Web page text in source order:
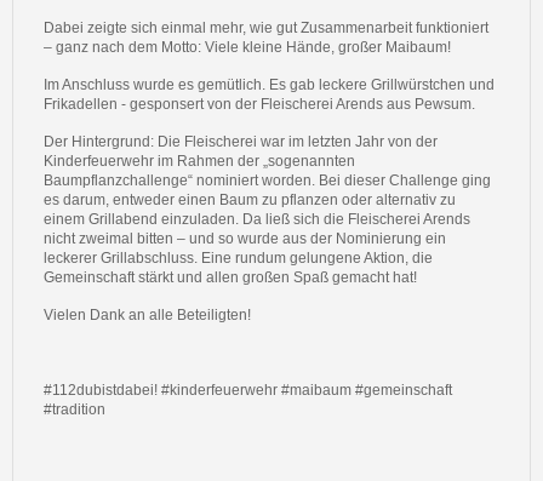
Dabei zeigte sich einmal mehr, wie gut Zusammenarbeit funktioniert
– ganz nach dem Motto: Viele kleine Hände, großer Maibaum!
Im Anschluss wurde es gemütlich. Es gab leckere Grillwürstchen und
Frikadellen - gesponsert von der Fleischerei Arends aus Pewsum.
Der Hintergrund: Die Fleischerei war im letzten Jahr von der
Kinderfeuerwehr im Rahmen der „sogenannten
Baumpflanzchallenge“ nominiert worden. Bei dieser Challenge ging
es darum, entweder einen Baum zu pflanzen oder alternativ zu
einem Grillabend einzuladen. Da ließ sich die Fleischerei Arends
nicht zweimal bitten – und so wurde aus der Nominierung ein
leckerer Grillabschluss. Eine rundum gelungene Aktion, die
Gemeinschaft stärkt und allen großen Spaß gemacht hat!
Vielen Dank an alle Beteiligten!
#112dubistdabei! #kinderfeuerwehr #maibaum #gemeinschaft
#tradition